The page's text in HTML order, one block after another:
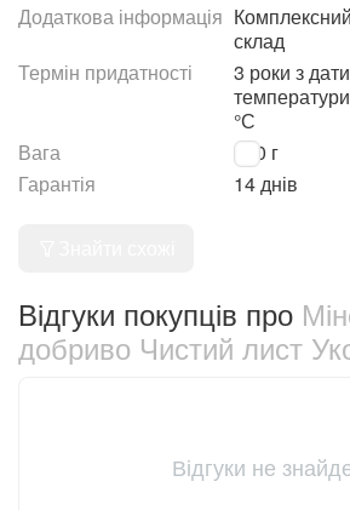
Додаткова інформація
склад
Термін придатності
3 роки з
°С
Вага
100 г
Гарантія
14 днів
Відгуки покупців про
добриво Чистий лист
Відгуки не